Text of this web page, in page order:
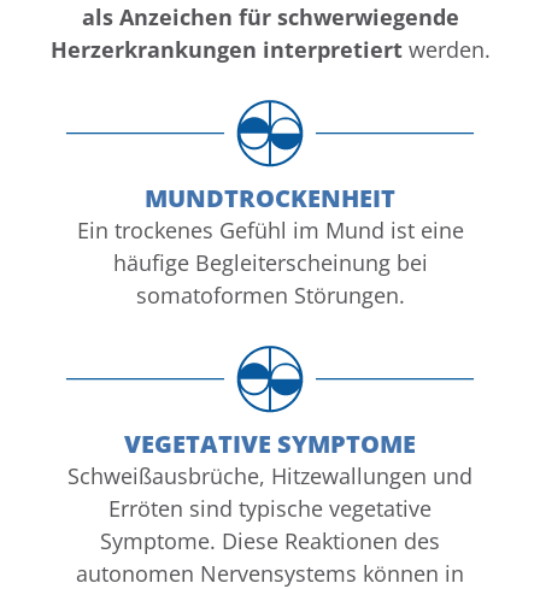
als Anzeichen für schwerwiegende
Herzerkrankungen interpretiertwerden.
MUNDTROCKENHEIT
Ein trockenes Gefühl im Mund ist eine
häufige Begleiterscheinung bei
somatoformen Störungen.
VEGETATIVE SYMPTOME
Schweißausbrüche, Hitzewallungen und
Erröten sind typische vegetative
Symptome. Diese Reaktionen des
autonomen Nervensystems können in